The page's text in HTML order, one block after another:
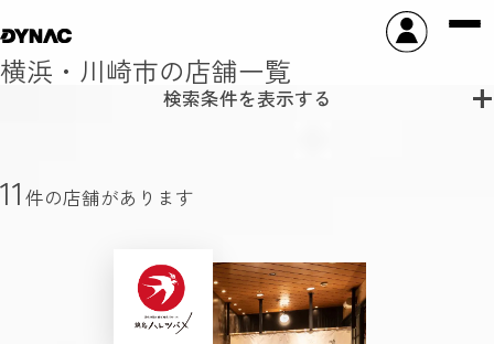
横浜・川崎市の店舗一覧
検索条件を表示する
11 件の店舗があります